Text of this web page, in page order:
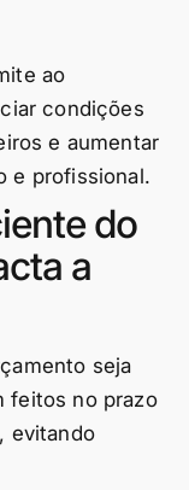
ao
condições
e aumentar
e profissional.
do
a
seja
feitos no prazo
evitando